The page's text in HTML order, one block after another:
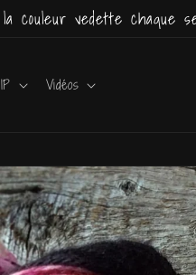
couleur vedette chaque
Vidéos